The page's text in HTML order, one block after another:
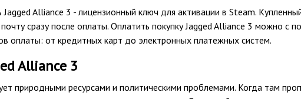
Alliance 3 - лицензионный ключ для активации в Steam.
сразу после оплаты. Оплатить покупку Jagged Alliance 3 можно с
оплаты: от кредитных карт до электронных платежных систем.
Alliance 3
природными ресурсами и политическими проблемами. Когда там